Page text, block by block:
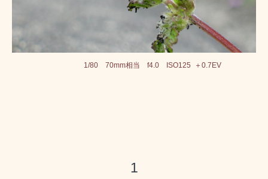
1/80 70mm相当 f4.0 ISO125 ＋0.7EV
1